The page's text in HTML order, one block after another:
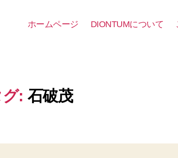
ホームページ DIONTUMについて
グ: 石破茂